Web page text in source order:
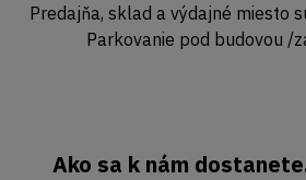
Predajňa, sklad a výdajné miesto
Parkovanie pod budovou /
Ako sa k nám